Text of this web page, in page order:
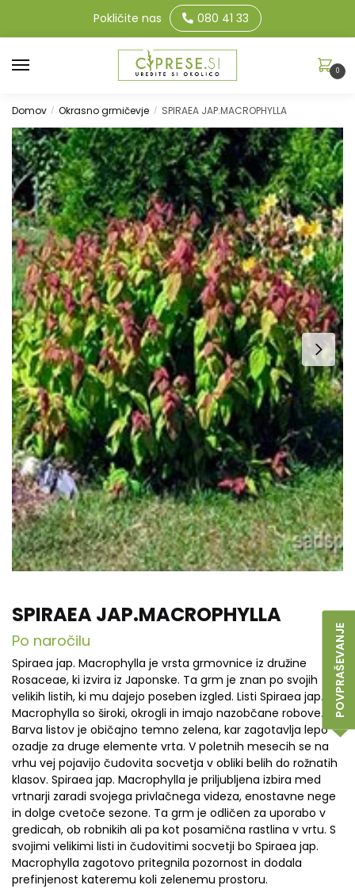
POVPRAŠEVANJE
Pokličite nas 080 41 33
0
Domov / Okrasno grmičevje / SPIRAEA JAP.MACROPHYLLA
SPIRAEA JAP.MACROPHYLLA
Po naročilu
Spiraea jap. Macrophylla je vrsta grmovnice iz družine
Rosaceae, ki izvira iz Japonske. Ta grm je znan po svojih
velikih listih, ki mu dajejo poseben izgled. Listi Spiraea jap.
Macrophylla so široki, okrogli in imajo nazobčane robove.
Barva listov je običajno temno zelena, kar zagotavlja lepo
ozadje za druge elemente vrta. V poletnih mesecih se na
vrhu vej pojavijo čudovita socvetja v obliki belih do rožnatih
klasov. Spiraea jap. Macrophylla je priljubljena izbira med
vrtnarji zaradi svojega privlačnega videza, enostavne nege
in dolge cvetoče sezone. Ta grm je odličen za uporabo v
gredicah, ob robnikih ali pa kot posamična rastlina v vrtu. S
svojimi velikimi listi in čudovitimi socvetji bo Spiraea jap.
Macrophylla zagotovo pritegnila pozornost in dodala
prefinjenost kateremu koli zelenemu prostoru.